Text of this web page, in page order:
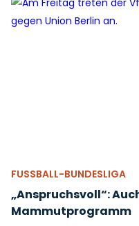
FUSSBALL-BUNDESLIGA
„Anspruchsvoll“:
Mammutprogramm